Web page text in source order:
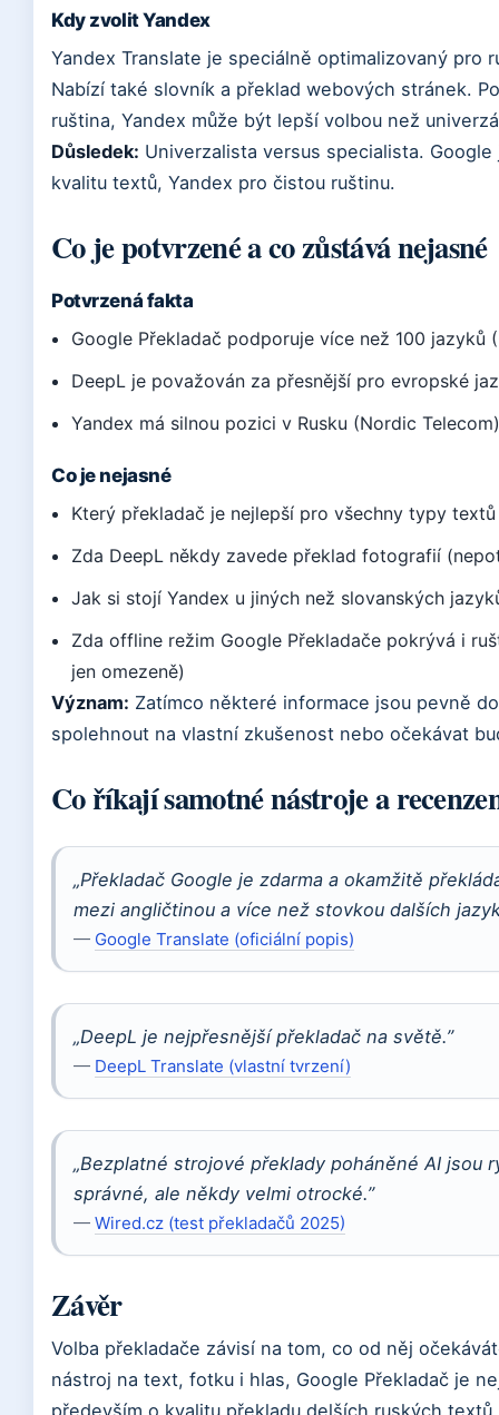
Kdy zvolit Yandex
Yandex Translate je speciálně optimalizovaný pro
Nabízí také slovník a překlad webových stránek.
ruština, Yandex může být lepší volbou než
Důsledek: Univerzalista versus specialista.
kvalitu textů, Yandex pro čistou ruštinu.
Co je potvrzené a co zůstává nejasné
Potvrzená fakta
Google Překladač podporuje více než 100 jazyků
DeepL je považován za přesnější pro evropské
Yandex má silnou pozici v Rusku (Nordic
Co je nejasné
Který překladač je nejlepší pro všechny typy
Zda DeepL někdy zavede překlad fotografií
Jak si stojí Yandex u jiných než slovanských
Zda offline režim Google Překladače pokrývá i
jen omezeně)
Význam: Zatímco některé informace jsou pevně
spolehnout na vlastní zkušenost nebo očekávat
Co říkají samotné nástroje a
„Překladač Google je zdarma a okamžitě
mezi angličtinou a více než stovkou dalších
— Google Translate (oficiální popis)
„DeepL je nejpřesnější překladač na světě.”
— DeepL Translate (vlastní tvrzení)
„Bezplatné strojové překlady poháněné AI jsou
správné, ale někdy velmi otrocké.”
— Wired.cz (test překladačů 2025)
Závěr
Volba překladače závisí na tom, co od něj
nástroj na text, fotku i hlas, Google Překladač je
především o kvalitu překladu delších ruských